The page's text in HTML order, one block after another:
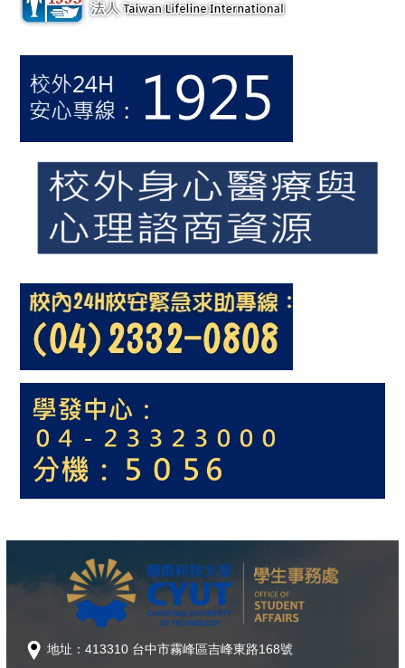
地址：413310 台中市霧峰區吉峰東路168號